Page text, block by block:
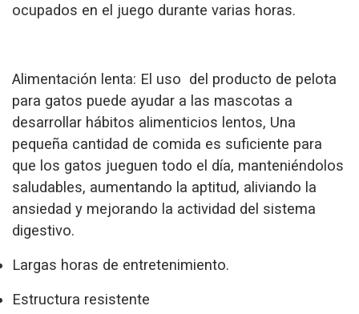
ocupados en el juego durante varias horas.
Alimentación lenta: El uso del producto de pelota
para gatos puede ayudar a las mascotas a
desarrollar hábitos alimenticios lentos, Una
pequeña cantidad de comida es suficiente para
que los gatos jueguen todo el día, manteniéndolos
saludables, aumentando la aptitud, aliviando la
ansiedad y mejorando la actividad del sistema
digestivo.
Largas horas de entretenimiento.
Estructura resistente